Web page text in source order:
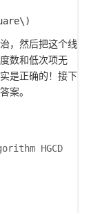
，然后把这个线
数和低次项无
是正确的！接下
案。
HGCD